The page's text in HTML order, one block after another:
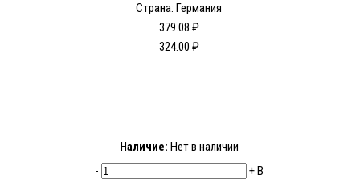
Страна: Германия
379.08 ₽
324.00 ₽
Наличие: Нет в наличии
-
+В